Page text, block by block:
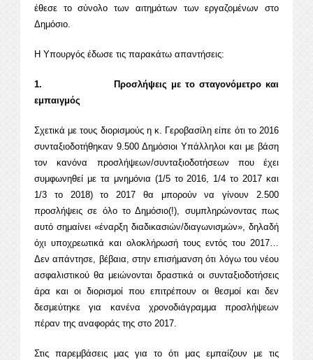
έθεσε το σύνολο των αιτημάτων των εργαζομένων στο
Δημόσιο.
Η Υπουργός έδωσε τις παρακάτω απαντήσεις:
1. Προσλήψεις με το σταγονόμετρο και
εμπαιγμός
Σχετικά με τους διορισμούς η κ. Γεροβασίλη είπε ότι το 2016
συνταξιοδοτήθηκαν 9.500 Δημόσιοι Υπάλληλοι και με βάση
τον κανόνα προσλήψεων/συνταξιοδοτήσεων που έχει
συμφωνηθεί με τα μνημόνια (1/5 το 2016, 1/4 το 2017 και
1/3 το 2018) το 2017 θα μπορούν να γίνουν 2.500
προσλήψεις σε όλο το Δημόσιο(!), συμπληρώνοντας πως
αυτό σημαίνει «έναρξη διαδικασιών/διαγωνισμών», δηλαδή
όχι υποχρεωτικά και ολοκλήρωσή τους εντός του 2017…
Δεν απάντησε, βέβαια, στην επισήμανση ότι λόγω του νέου
ασφαλιστικού θα μειώνονται δραστικά οι συνταξιοδοτήσεις
άρα και οι διορισμοί που επιτρέπουν οι θεσμοί και δεν
δεσμεύτηκε για κανένα χρονοδιάγραμμα προσλήψεων
πέραν της αναφοράς της στο 2017.
Στις παρεμβάσεις μας για το ότι μας εμπαίζουν με τις